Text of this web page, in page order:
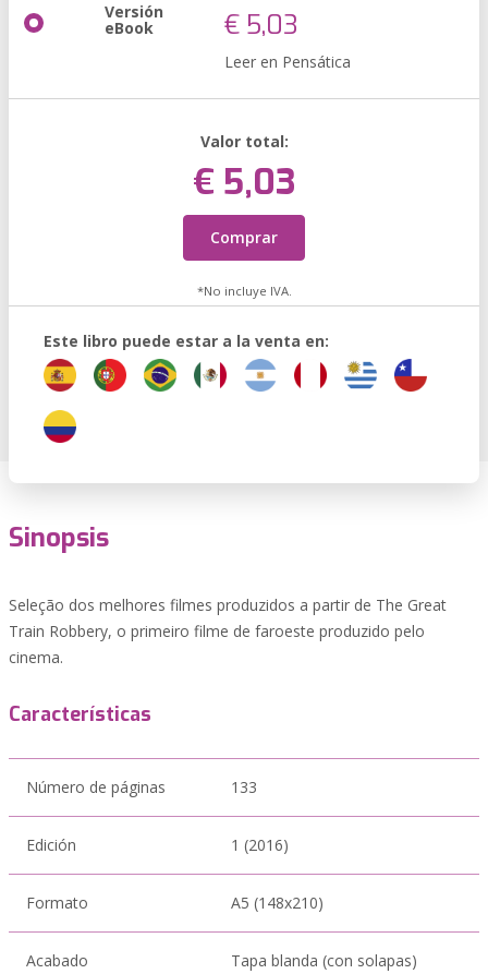
Versión
eBook € 5,03
Leer en Pensática
Valor total:
€ 5,03
Comprar
*No incluye IVA.
Este libro puede estar a la venta en:
Sinopsis
Seleção dos melhores filmes produzidos a partir de The Great
Train Robbery, o primeiro filme de faroeste produzido pelo
cinema.
Características
Número de páginas 133
Edición 1 (2016)
Formato A5 (148x210)
Acabado Tapa blanda (con solapas)